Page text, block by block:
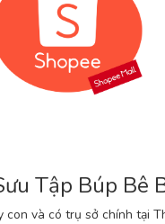
Tập Búp Bê
và có trụ sở chính tại